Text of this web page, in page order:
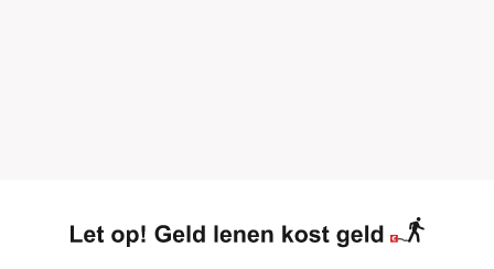
van het laatste nieuws en aanbiedingen.